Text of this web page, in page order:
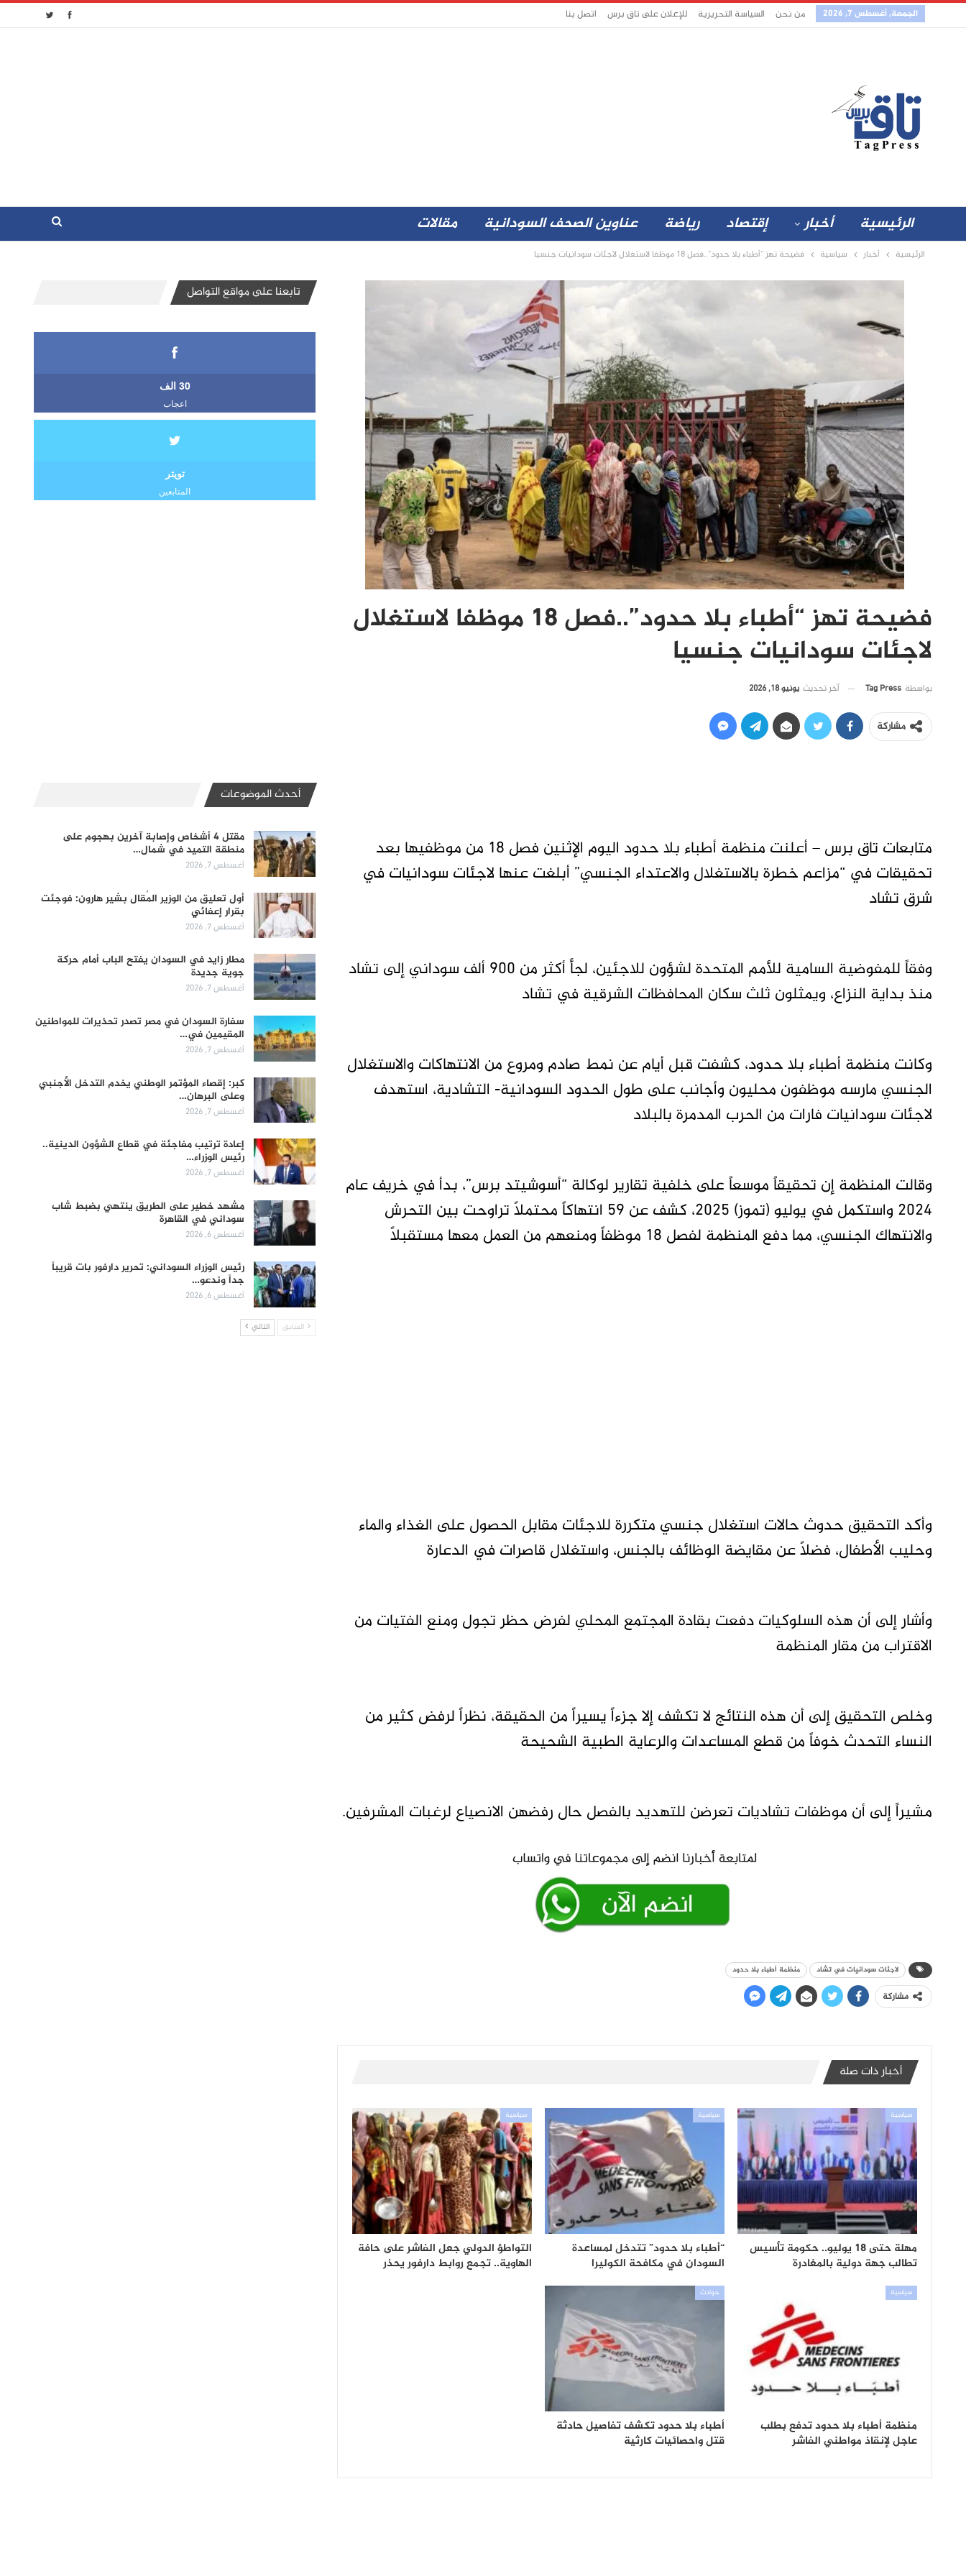
الجمعة, أغسطس 7, 2026 من نحن السياسة التحريرية للإعلان على تاق برس اتصل بنا
الرئيسية أخبار إقتصاد رياضة عناوين الصحف السودانية مقالات
الرئيسية أخبار سياسية فضيحة تهز “أطباء بلا حدود”..فصل 18 موظفا لاستغلال لاجئات سودانيات جنسيا
فضيحة تهز “أطباء بلا حدود”..فصل 18 موظفا لاستغلال
لاجئات سودانيات جنسيا
بواسطة Tag Press آخر تحديث يونيو 18, 2026
مشاركة
متابعات تاق برس – أعلنت منظمة أطباء بلا حدود اليوم الإثنين فصل 18 من موظفيها بعد
تحقيقات في “مزاعم خطرة بالاستغلال والاعتداء الجنسي” أبلغت عنها لاجئات سودانيات في
شرق تشاد
وفقاً للمفوضية السامية للأمم المتحدة لشؤون للاجئين، لجأ أكثر من 900 ألف سوداني إلى تشاد
منذ بداية النزاع، ويمثلون ثلث سكان المحافظات الشرقية في تشاد
وكانت منظمة أطباء بلا حدود، كشفت قبل أيام عن نمط صادم ومروع من الانتهاكات والاستغلال
الجنسي مارسه موظفون محليون وأجانب على طول الحدود السودانية- التشادية، استهدف
لاجئات سودانيات فارات من الحرب المدمرة بالبلاد
وقالت المنظمة إن تحقيقاً موسعاً على خلفية تقارير لوكالة “أسوشيتد برس”، بدأ في خريف عام
2024 واستكمل في يوليو (تموز) 2025، كشف عن 59 انتهاكاً محتملاً تراوحت بين التحرش
والانتهاك الجنسي، مما دفع المنظمة لفصل 18 موظفاً ومنعهم من العمل معها مستقبلاً
وأكد التحقيق حدوث حالات استغلال جنسي متكررة للاجئات مقابل الحصول على الغذاء والماء
وحليب الأطفال، فضلاً عن مقايضة الوظائف بالجنس، واستغلال قاصرات في الدعارة
وأشار إلى أن هذه السلوكيات دفعت بقادة المجتمع المحلي لفرض حظر تجول ومنع الفتيات من
الاقتراب من مقار المنظمة
وخلص التحقيق إلى أن هذه النتائج لا تكشف إلا جزءاً يسيراً من الحقيقة، نظراً لرفض كثير من
النساء التحدث خوفاً من قطع المساعدات والرعاية الطبية الشحيحة
مشيراً إلى أن موظفات تشاديات تعرضن للتهديد بالفصل حال رفضهن الانصياع لرغبات المشرفين.
لاجئات سودانيات في تشاد منظمة أطباء بلا حدود
مشاركة
أخبار ذات صلة
سياسية
مهلة حتى 18 يوليو.. حكومة تأسيس
تطالب جهة دولية بالمغادرة
سياسية
“أطباء بلا حدود” تتدخل لمساعدة
السودان في مكافحة الكوليرا
سياسية
التواطؤ الدولي جعل الفاشر على حافة
الهاوية.. تجمع روابط دارفور يحذر
سياسية
منظمة أطباء بلا حدود تدفع بطلب
عاجل لإنقاذ مواطني الفاشر
حوادث
أطباء بلا حدود تكشف تفاصيل حادثة
قتل واحصائيات كارثية
تابعنا على مواقع التواصل
30 الف
اعجاب
تويتر
المتابعين
أحدث الموضوعات
مقتل 4 أشخاص وإصابة آخرين بهجوم على
منطقة التميد في شمال…
أغسطس 7, 2026
أول تعليق من الوزير المُقال بشير هارون: فوجئت
بقرار إعفائي
أغسطس 7, 2026
مطار زايد في السودان يفتح الباب أمام حركة
جوية جديدة
أغسطس 7, 2026
سفارة السودان في مصر تصدر تحذيرات للمواطنين
المقيمين في…
أغسطس 7, 2026
كبر: إقصاء المؤتمر الوطني يخدم التدخل الأجنبي
وعلى البرهان…
أغسطس 7, 2026
إعادة ترتيب مفاجئة في قطاع الشؤون الدينية..
رئيس الوزراء…
أغسطس 7, 2026
مشهد خطير على الطريق ينتهي بضبط شاب
سوداني في القاهرة
أغسطس 6, 2026
رئيس الوزراء السوداني: تحرير دارفور بات قريباً
جداً وندعو…
أغسطس 6, 2026
السابق التالي